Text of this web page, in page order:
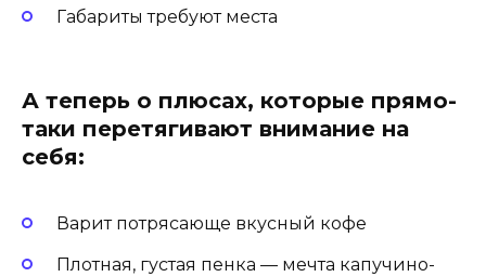
Габариты требуют места
А теперь о плюсах, которые прямо-
таки перетягивают внимание на
себя:
Варит потрясающе вкусный кофе
Плотная, густая пенка — мечта капучино-